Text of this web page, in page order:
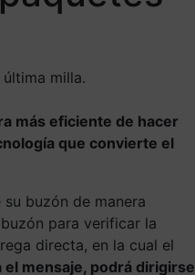
milla.
más eficiente de hacer
que convierte el
buzón de manera
para verificar la
directa, en la cual el
el mensaje, podrá dirigirse